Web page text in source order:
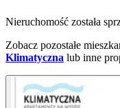
Nieruchomość została
Zobacz pozostałe
Klimatyczna lub inne